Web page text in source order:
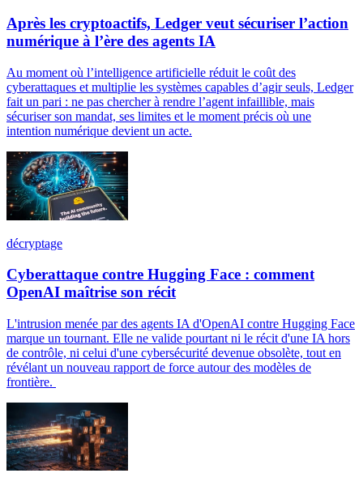
Après les cryptoactifs, Ledger veut sécuriser l’action
numérique à l’ère des agents IA
Au moment où l’intelligence artificielle réduit le coût des
cyberattaques et multiplie les systèmes capables d’agir seuls, Ledger
fait un pari : ne pas chercher à rendre l’agent infaillible, mais
sécuriser son mandat, ses limites et le moment précis où une
intention numérique devient un acte.
décryptage
Cyberattaque contre Hugging Face : comment
OpenAI maîtrise son récit
L'intrusion menée par des agents IA d'OpenAI contre Hugging Face
marque un tournant. Elle ne valide pourtant ni le récit d'une IA hors
de contrôle, ni celui d'une cybersécurité devenue obsolète, tout en
révélant un nouveau rapport de force autour des modèles de
frontière.